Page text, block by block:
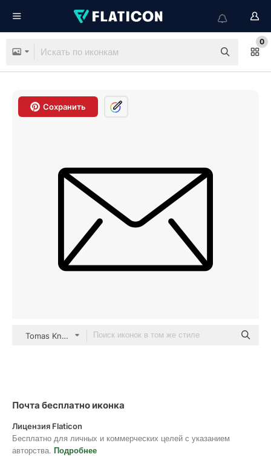
0
Сохранить
Tomas Knop Lineal
Почта бесплатно иконка
Лицензия Flaticon
Бесплатно для личных и коммерческих целей с указанием
авторства. Подробнее